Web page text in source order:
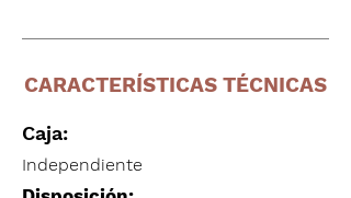
CARACTERÍSTICAS TÉCNICAS
Caja:
Independiente